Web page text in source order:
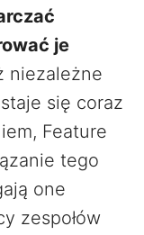
je
niezależne
się coraz
Feature
tego
one
zespołów